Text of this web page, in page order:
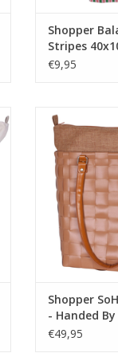
Shopper
Stripes
€9,95
inzetbaar
gelegenheid.
hengsels
de hand of
ideaal
naar de
nemen
TOEVOEGEN
Shopper
- Handed By
€49,95